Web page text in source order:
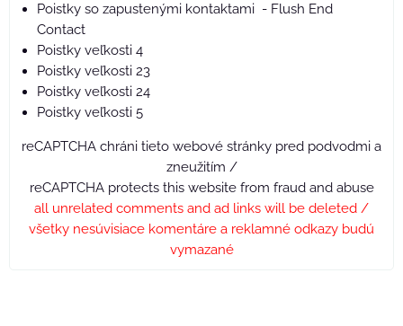
Poistky so zapustenými kontaktami - Flush End
Contact
Poistky veľkosti 4
Poistky veľkosti 23
Poistky veľkosti 24
Poistky veľkosti 5
reCAPTCHA chráni tieto webové stránky pred podvodmi a
zneužitím /
reCAPTCHA protects this website from fraud and abuse
all unrelated comments and ad links will be deleted /
všetky nesúvisiace komentáre a reklamné odkazy budú
vymazané